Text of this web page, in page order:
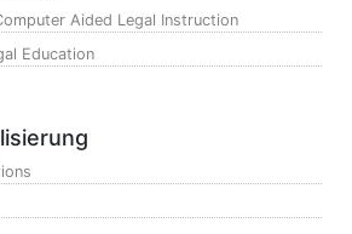
Aided Legal Instruction
Education